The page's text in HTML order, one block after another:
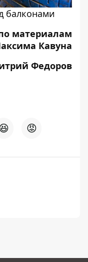
балконами
материалам
Кавуна
Федоров
😡